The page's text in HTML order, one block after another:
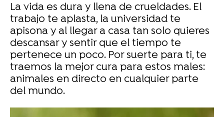
La vida es dura y llena de crueldades. El
trabajo te aplasta, la universidad te
apisona y al llegar a casa tan solo quieres
descansar y sentir que el tiempo te
pertenece un poco. Por suerte para ti, te
traemos la mejor cura para estos males:
animales en directo en cualquier parte
del mundo.